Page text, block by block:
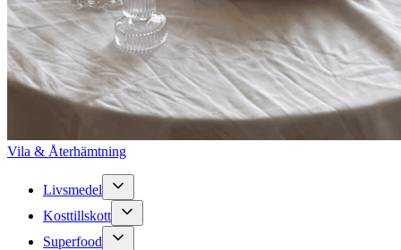
Vila & Återhämtning
Livsmedel
Kosttillskott
Superfood